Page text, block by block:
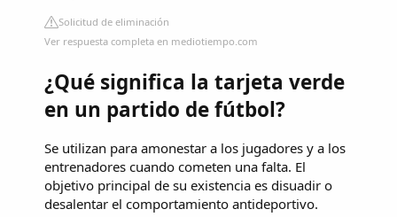
Solicitud de eliminación
Ver respuesta completa en mediotiempo.com
¿Qué significa la tarjeta verde
en un partido de fútbol?
Se utilizan para amonestar a los jugadores y a los
entrenadores cuando cometen una falta. El
objetivo principal de su existencia es disuadir o
desalentar el comportamiento antideportivo.